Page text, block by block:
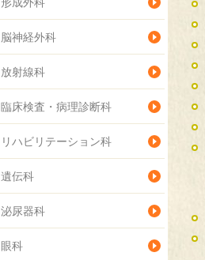
脳神経外科
放射線科
臨床検査・病理診断科
リハビリテーション科
遺伝科
泌尿器科
眼科